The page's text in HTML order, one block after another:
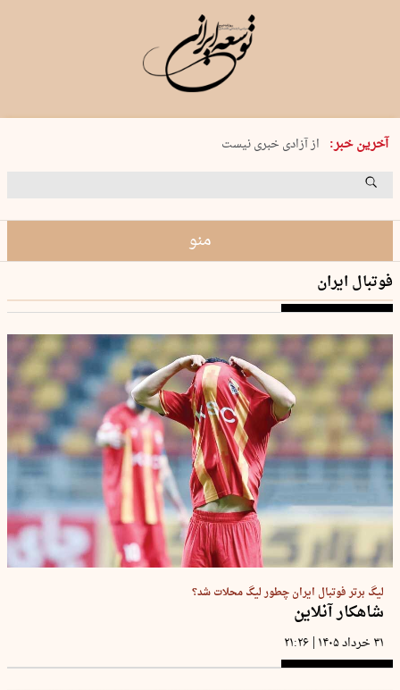
آخرین خبر:
یکشنبه 18 مرداد 1405 شماره 2245
از آزادی خبری نیست
۸۸۸ نفر سال گذشته بر اثر غرق‌شدگی جان …
منو
فوتبال ایران
لیگ برتر فوتبال ایران چطور لیگ محلات شد؟
شاهکار آنلاین
۳۱ خرداد ۱۴۰۵ | ۲۱:۲۶